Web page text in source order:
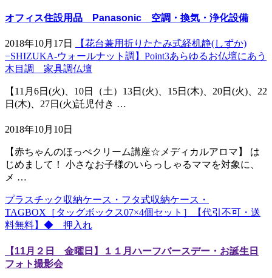
オフィス住設用品 Panasonic 空調・換気・浄化設備
2018年10月17日
【花台兼用折りたたみ式経机静(しずか)
−SHIZUKA-ウォールナット調】Point3あらゆるお仏壇にあう
木目調 家具調仏壇
【11月6日(火)、10日（土）13日(火)、15日(木)、20日(火)、22
日(木)、27日(火)託児付き …
2018年10月10日
【赤ちゃんのほっぺクリーム講座☆メディカルアロマ】 は
じめまして！ 小さなお子様のいらっしゃるママを対象に、
メ …
プラスチック収納ケース・フタ式収納ケース・
TAGBOX［タッグボックス07×4個セット］【代引不可・送
料無料】◆ 押入れ
【11月２日 金曜日】１１月ハーフバースデー・お誕生日
フォト撮影会